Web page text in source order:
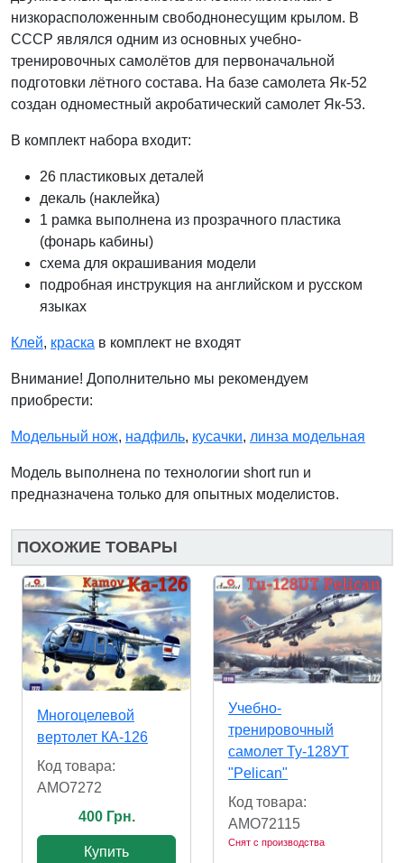
низкорасположенным свободнонесущим крылом. В
СССР являлся одним из основных учебно-
тренировочных самолётов для первоначальной
подготовки лётного состава. На базе самолета Як-52
создан одноместный акробатический самолет Як-53.
В комплект набора входит:
26 пластиковых деталей
декаль (наклейка)
1 рамка выполнена из прозрачного пластика
(фонарь кабины)
схема для окрашивания модели
подробная инструкция на английском и русском
языках
Клей, краска в комплект не входят
Внимание! Дополнительно мы рекомендуем
приобрести:
Модельный нож, надфиль, кусачки, линза модельная
Модель выполнена по технологии short run и
предназначена только для опытных моделистов.
ПОХОЖИЕ ТОВАРЫ
Многоцелевой
вертолет КА-126
Код товара:
AMO7272
400 Грн.
Купить
Учебно-
тренировочный
самолет Ту-128УТ
"Pelican"
Код товара:
AMO72115
Снят с производства